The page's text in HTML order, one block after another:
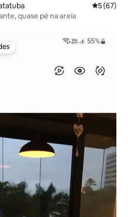
5 de uma
5 (67)
quase pé na areia
dos hóspedes